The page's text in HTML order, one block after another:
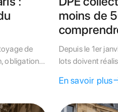
de
obligations
moins de
Depuis le 1er
lots doivent
ancien parisien.
En savoir plus